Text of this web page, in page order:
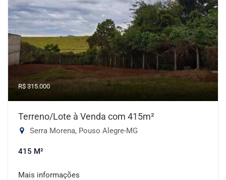
R$ 315.000
Terreno/Lote à Venda com 415m²
Serra Morena, Pouso Alegre-MG
415 M²
Mais informações